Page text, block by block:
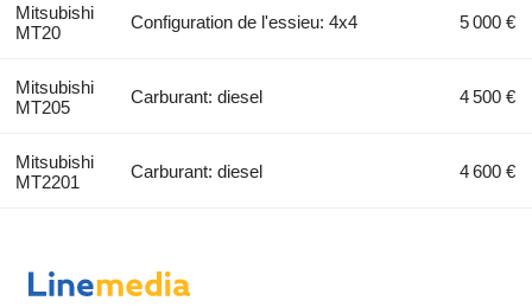
Mitsubishi
MT20
Configuration de l'essieu: 4x4 5 000 €
Mitsubishi
MT205
Carburant: diesel 4 500 €
Mitsubishi
MT2201
Carburant: diesel 4 600 €